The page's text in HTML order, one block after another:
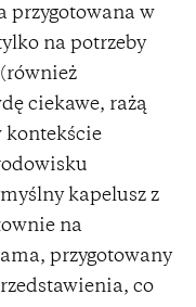
przygotowana w
na potrzeby
ciekawe, rażą
kontekście
kapelusz z
na
przygotowany
co